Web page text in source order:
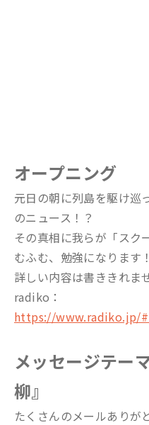
オープニング
元日の朝に列島を駆け巡
のニュース！？
その真相に我らが「スク
むふむ、勉強になります！
詳しい内容は書ききれま
radiko：
https://www.radiko.jp/
メッセージテー
柳』
たくさんのメールありが